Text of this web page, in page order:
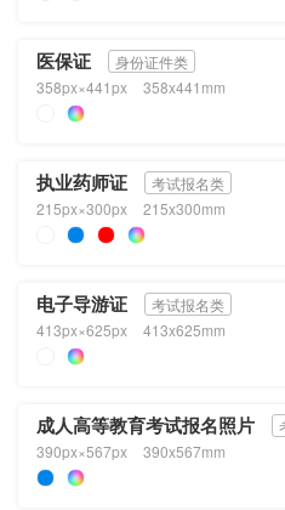
医保证
身份证件类
358px×441px
358x441mm
执业药师证
考试报名类
215px×300px
215x300mm
电子导游证
考试报名类
413px×625px
413x625mm
成人高等教育考试报名照片
390px×567px
390x567mm